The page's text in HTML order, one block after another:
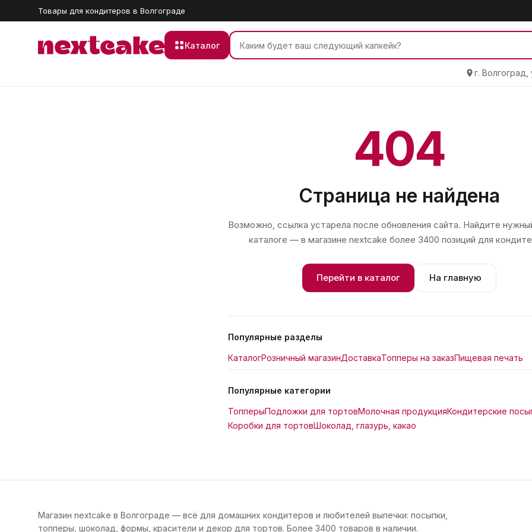
Товары для кондитеров в Волгограде
Каталог
г.
404
Страница не найдена
Возможно, ссылка устарела после обновления сайта. Найдите
каталоге — в магазине nextcake более 3400 позиций для
Перейти в каталог На главную
Популярные разделы
КаталогРозничный магазинДоставкаТопперы на заказПищевая печать
Популярные категории
ТопперыПодложки для тортовМолочная продукцияКондитерские
Коробки для тортовШоколад, глазурь, какао
Магазин nextcake в Волгограде — всё для домашних кондитеров и любителей выпечки: посыпки,
топперы, шоколад, формы, красители и декор для тортов. Более 3400 товаров в наличии.